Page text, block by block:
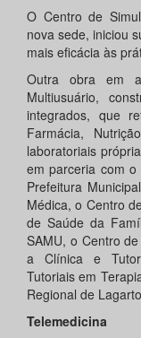
O Centro de
nova sede, iniciou
mais eficácia às
Outra obra em
Multiusuário,
integrados, que
Farmácia,
laboratoriais
em parceria com
Prefeitura
Médica, o Centro
de Saúde da
SAMU, o Centro
a Clínica e
Tutoriais em
Regional de
Telemedicina